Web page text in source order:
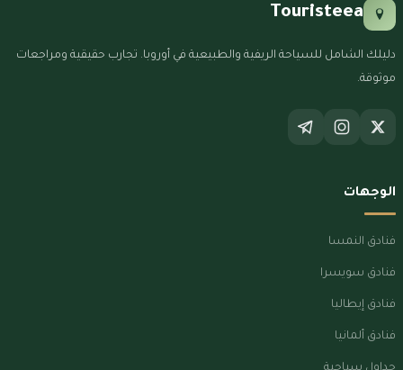
Touristeea
دليلك الشامل للسياحة الريفية والطبيعية في أوروبا. تجارب حقيقية ومراجعات
موثوقة.
الوجهات
فنادق النمسا
فنادق سويسرا
فنادق إيطاليا
فنادق ألمانيا